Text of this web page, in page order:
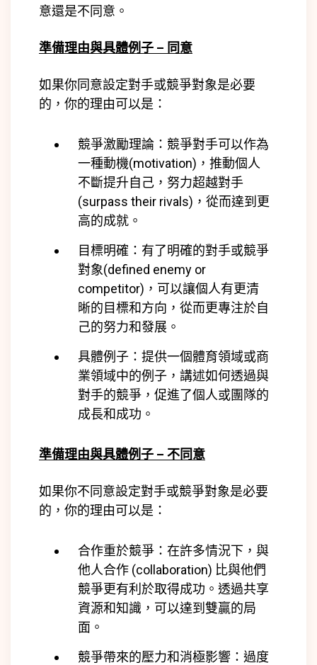
意還是不同意。
準備理由與具體例子 – 同意
如果你同意設定對手或競爭對象是必要
的，你的理由可以是：
競爭激勵理論：競爭對手可以作為
一種動機(motivation) ，推動個人
不斷提升自己，努力超越對手
(surpass their rivals) ，從而達到更
高的成就。
目標明確：有了明確的對手或競爭
對象(defined enemy or
competitor) ，可以讓個人有更清
晰的目標和方向，從而更專注於自
己的努力和發展。
具體例子：提供一個體育領域或商
業領域中的例子，講述如何透過與
對手的競爭，促進了個人或團隊的
成長和成功。
準備理由與具體例子 – 不同意
如果你不同意設定對手或競爭對象是必要
的，你的理由可以是：
合作重於競爭：在許多情況下，與
他人合作 (collaboration) 比與他們
競爭更有利於取得成功。透過共享
資源和知識，可以達到雙贏的局
面。
競爭帶來的壓力和消極影響：過度